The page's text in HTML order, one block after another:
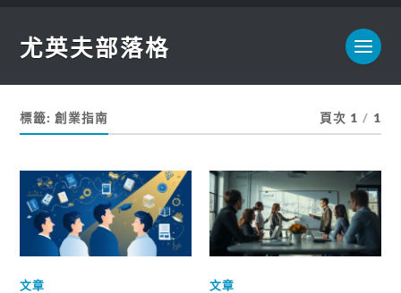
尤英夫部落格
標籤:創業指南 頁次 1 / 1
文章 文章